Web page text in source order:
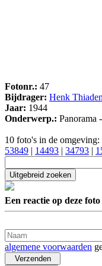
Fotonr.: 47
Bijdrager: Henk
Jaar: 1944
Onderwerp.: Panorama
10 foto's in de omgeving:
53849
14493 34793
Een reactie op deze
algemene voorwaarden